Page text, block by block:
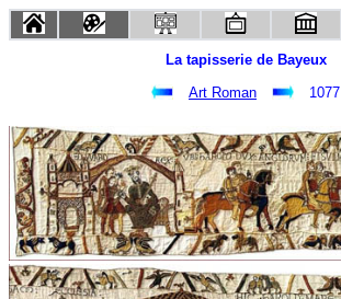
La tapisserie de Bayeux
Art Roman
1077